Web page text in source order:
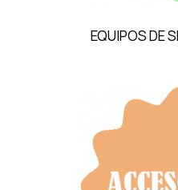
EQUIPOS DE